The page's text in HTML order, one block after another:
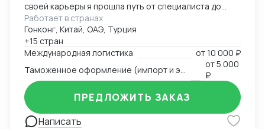
своей карьеры я прошла путь от специалиста до
директора по логистике, успешно управляя
сложными проектами, выводя компании на новые
рынки и оптимизируя логистические процессы для
повышения эффективности и снижения издержек.
Специализируюсь на организации перевозок любым
видом транспорта (автомобильный, авиационный,
морской, железнодорожный, мультимодальные
схемы), таможенном оформлении и реализации
решений в условиях ограничений. За годы работы
Работает в странах
Гонконг, Китай, ОАЭ, Турция
+15 стран
Международная логистика
от10 000 ₽
от5 000
₽
Написать
ПРЕДЛОЖИТЬ ЗАКАЗ